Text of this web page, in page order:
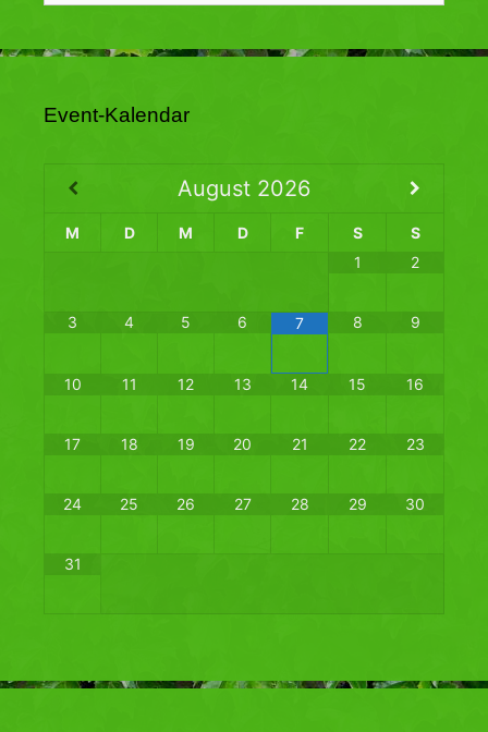
Event-Kalendar
August 2026
M D M D F S
S
1
2
3 4 5 6 7 8 9
10 11 12 13 14 15 16
17 18 19 20 21 22 23
24 25 26 27 28 29 30
31